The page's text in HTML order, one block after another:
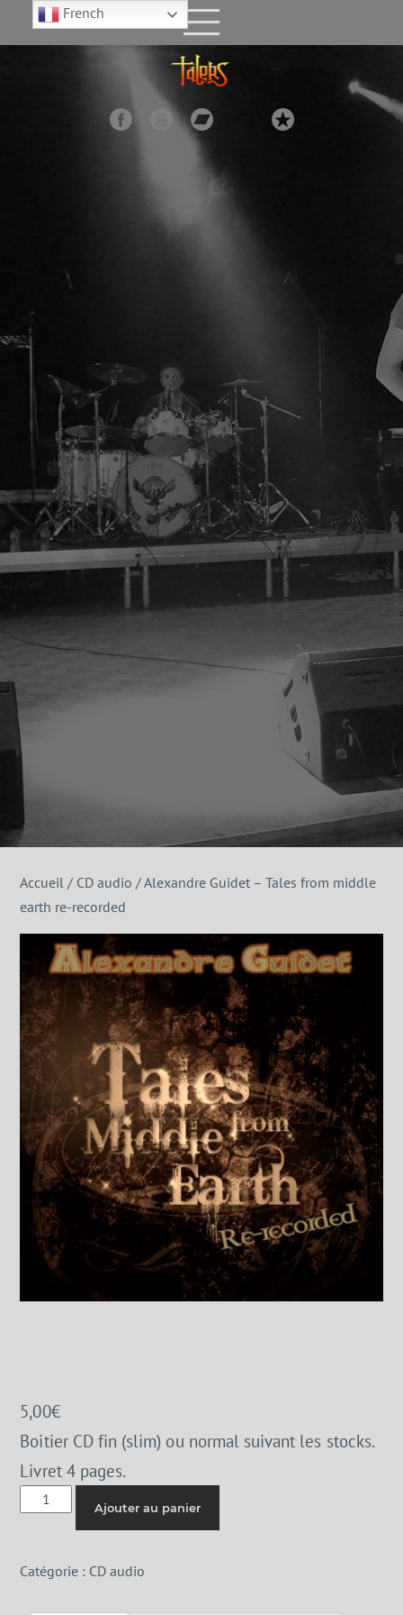
Accueil / CD audio / Alexandre Guidet – Tales from middle
earth re-recorded
5,00€
Boitier CD fin (slim) ou normal suivant les stocks.
Livret 4 pages.
quantité
Guidet
Ajouter au panier
Catégorie : CD audio
French